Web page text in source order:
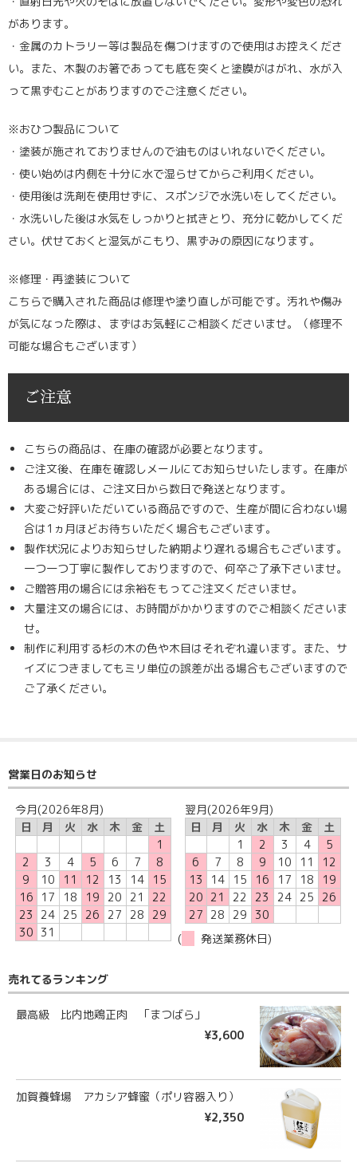
があります。
・金属のカトラリー等は製品を傷つけますので使用はお控えくださ
い。また、木製のお箸であっても底を突くと塗膜がはがれ、水が入
って黒ずむことがありますのでご注意ください。
※おひつ製品について
・塗装が施されておりませんので油ものはいれないでください。
・使い始めは内側を十分に水で湿らせてからご利用ください。
・使用後は洗剤を使用せずに、スポンジで水洗いをしてください。
・水洗いした後は水気をしっかりと拭きとり、充分に乾かしてくだ
さい。伏せておくと湿気がこもり、黒ずみの原因になります。
※修理・再塗装について
こちらで購入された商品は修理や塗り直しが可能です。汚れや傷み
が気になった際は、まずはお気軽にご相談くださいませ。（修理不
可能な場合もございます）
ご注意
こちらの商品は、在庫の確認が必要となります。
ご注文後、在庫を確認しメールにてお知らせいたします。在庫が
ある場合には、ご注文日から数日で発送となります。
大変ご好評いただいている商品ですので、生産が間に合わない場
合は1ヵ月ほどお待ちいただく場合もございます。
製作状況によりお知らせした納期より遅れる場合もございます。
一つ一つ丁寧に製作しておりますので、何卒ご了承下さいませ。
ご贈答用の場合には余裕をもってご注文くださいませ。
大量注文の場合には、お時間がかかりますのでご相談くださいま
せ。
制作に利用する杉の木の色や木目はそれぞれ違います。また、サ
イズにつきましてもミリ単位の誤差が出る場合もございますので
ご了承ください。
営業日のお知らせ
今月(2026年8月)
日
月 火 水 木 金
土
1
2
3 4 5 6 7
8
9
10 11 12 13 14
15
16
17 18 19 20 21
22
23
24 25 26 27 28
29
30 31
翌月(2026年9月)
日
月 火 水 木 金
土
1
2 3 4
5
6
7 8 9 10 11
12
13
14 15 16 17 18
19
20 21 22 23 24 25
26
27 28 29 30
(
発送業務休日)
売れてるランキング
最高級 比内地鶏正肉 「まつばら」
¥3,600
加賀養蜂場 アカシア蜂蜜（ポリ容器入り）
¥2,350